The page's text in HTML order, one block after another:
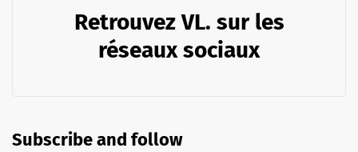
Retrouvez VL. sur les
réseaux sociaux
Subscribe and follow